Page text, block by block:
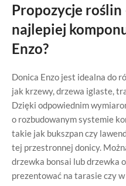
Propozycje
najlepiej
Enzo?
Donica Enzo jest idealna do
jak krzewy, drzewa iglaste,
Dzięki odpowiednim
o rozbudowanym systemie
takie jak bukszpan czy
tej przestronnej donicy.
drzewka bonsai lub drzewka
prezentować na tarasie czy